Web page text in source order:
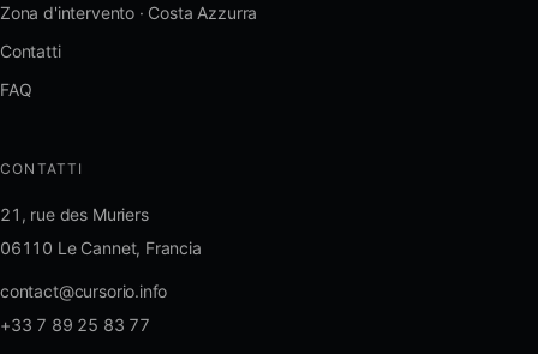
Zona d'intervento · Costa Azzurra
Contatti
FAQ
CONTATTI
21, rue des Muriers
06110 Le Cannet, Francia
contact@cursorio.info
+33 7 89 25 83 77